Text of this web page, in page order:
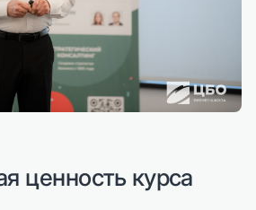
ценность курса